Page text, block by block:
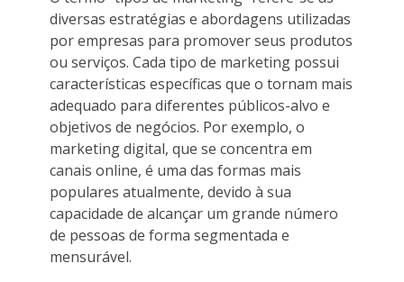
diversas estratégias e abordagens utilizadas
por empresas para promover seus produtos
ou serviços. Cada tipo de marketing possui
características específicas que o tornam mais
adequado para diferentes públicos-alvo e
objetivos de negócios. Por exemplo, o
marketing digital, que se concentra em
canais online, é uma das formas mais
populares atualmente, devido à sua
capacidade de alcançar um grande número
de pessoas de forma segmentada e
mensurável.